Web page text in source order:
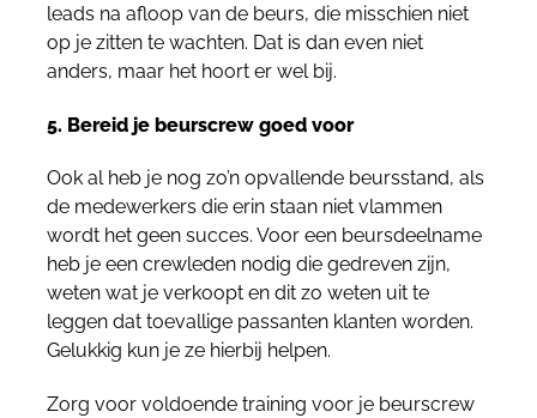
leads na afloop van de beurs, die misschien niet
op je zitten te wachten. Dat is dan even niet
anders, maar het hoort er wel bij.
5. Bereid je beurscrew goed voor
Ook al heb je nog zo’n opvallende beursstand, als
de medewerkers die erin staan niet vlammen
wordt het geen succes. Voor een beursdeelname
heb je een crewleden nodig die gedreven zijn,
weten wat je verkoopt en dit zo weten uit te
leggen dat toevallige passanten klanten worden.
Gelukkig kun je ze hierbij helpen.
Zorg voor voldoende training voor je beurscrew